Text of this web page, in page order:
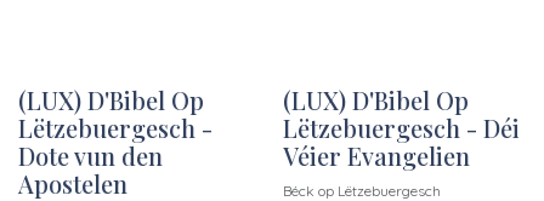
(LUX) D'Bibel Op
Lëtzebuergesch -
Dote vun den
Apostelen
(LUX) D'Bibel Op
Lëtzebuergesch - Déi
Véier Evangelien
Béck op Lëtzebuergesch